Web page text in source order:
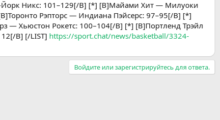
Йорк Никс: 101–129[/B] [*] [B]Майами Хит — Милуоки
Рэпторс — Индиана Пэйсерс: 97–95[/B] [*]
— Хьюстон Рокетс: 100–104[/B] [*] [B]Портленд Трэйл
B] [/LIST] https://sport.chat/news/basketball/3324-
Войдите или зарегистрируйтесь для ответа.